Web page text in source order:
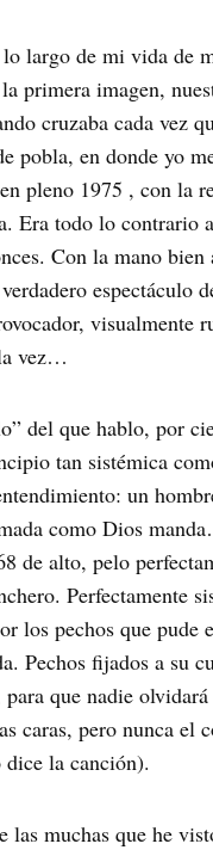
largo de mi vida de
primera imagen,
cruzaba cada vez
pobla, en donde yo
pleno 1975 , con la
Era todo lo contrario
Con la mano bien
espectáculo
visualmente
vez…
del que hablo, por
tan sistémica
un
como Dios
de alto, pelo
Perfectamente
los pechos que pude
Pechos fijados a su
que nadie
caras, pero nunca el
la canción).
las muchas que he